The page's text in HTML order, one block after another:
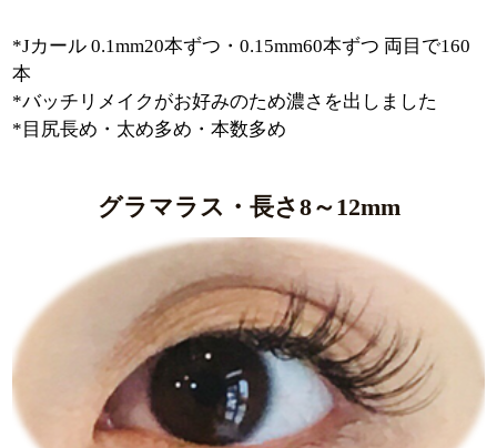
*Jカール 0.1mm20本ずつ・0.15mm60本ずつ 両目で160
本
*バッチリメイクがお好みのため濃さを出しました
*目尻長め・太め多め・本数多め
グラマラス・長さ8～12mm